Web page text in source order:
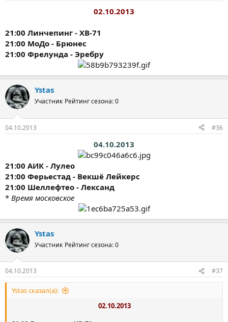
02.10.2013
21:00 Линчепинг - ХВ-71
21:00 МоДо - Брюнес
21:00 Фрелунда - Эребру
Ystas
Участник Рейтинг сезона: 0
04.10.2013 #36
04.10.2013
21:00 АИК - Лулео
21:00 Ферьестад - Векшё Лейкерс
21:00 Шеллефтео - Лександ
* Время московское
Ystas
Участник Рейтинг сезона: 0
04.10.2013 #37
Ystas сказал(а):
02.10.2013